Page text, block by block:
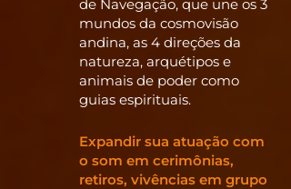
de Navegação, que une os 3
mundos da cosmovisão
andina, as 4 direções da
natureza, arquétipos e
animais de poder como
guias espirituais.
Expandir sua atuação com
o som em cerimônias,
retiros, vivências em grupo